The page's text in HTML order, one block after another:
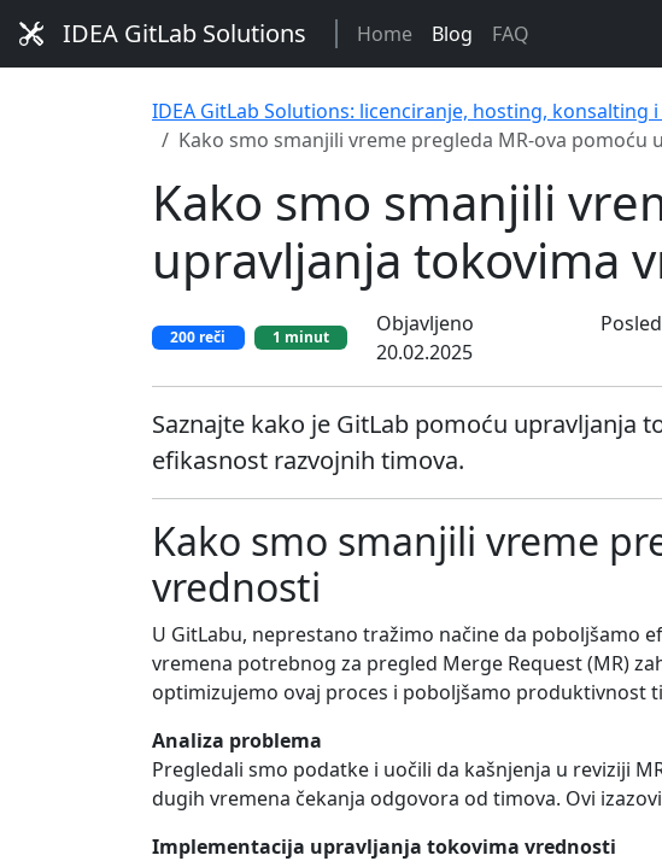
IDEA GitLab Solutions Home Blog FAQ
IDEA GitLab Solutions: licenciranje, hosting, konsalting
Kako smo smanjili vreme pregleda MR-ova
Kako smo smanjili
upravljanja tokovima
200 reči 1 minut
Objavljeno
20.02.2025
Saznajte kako je GitLab pomoću upravljanja
efikasnost razvojnih timova.
Kako smo smanjili vreme
vrednosti
U GitLabu, neprestano tražimo načine da poboljšamo
vremena potrebnog za pregled Merge Request (MR)
optimizujemo ovaj proces i poboljšamo produktivnost
Analiza problema
Pregledali smo podatke i uočili da kašnjenja u reviziji
dugih vremena čekanja odgovora od timova. Ovi
Implementacija upravljanja tokovima vrednosti